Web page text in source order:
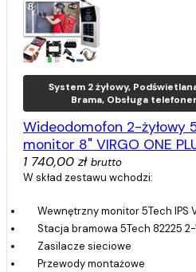
System 2 żyłowy,
Brama, Obsługa
Wideodomofon 2-żyłowy
monitor 8" VIRGO ONE
1 740,00 zł brutto
W skład zestawu wchodzi:
Wewnętrzny monitor 5Tech IPS
Stacja bramowa 5Tech 82225 2-
Zasilacze sieciowe
Przewody montażowe